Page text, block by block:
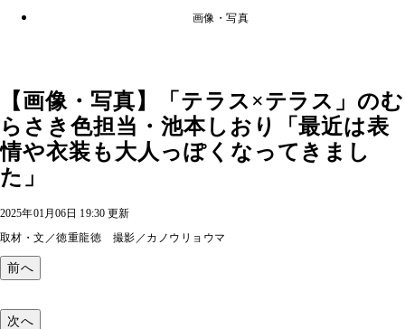
画像・写真
【画像・写真】「テラス×テラス」のむ
らさき色担当・池本しおり「最近は表
情や衣装も大人っぽくなってきまし
た」
2025年01月06日 19:30 更新
取材・文／徳重龍徳 撮影／カノウリョウマ
前へ
次へ